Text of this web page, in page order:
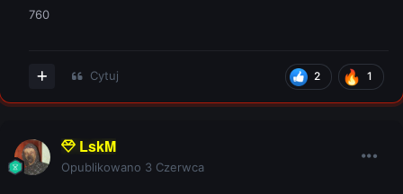
760
2 1
Cytuj
LskM
Opublikowano 3 Czerwca